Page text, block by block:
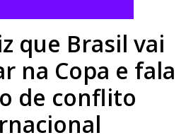
que Brasil vai
na Copa e fala
de conflito